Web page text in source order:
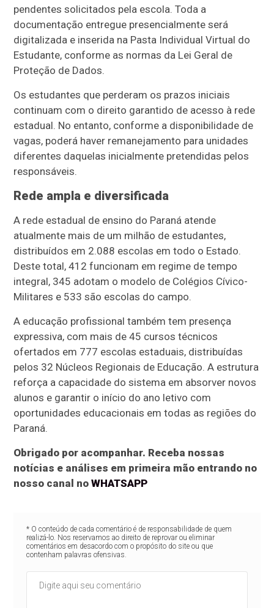
pendentes solicitados pela escola. Toda a
documentação entregue presencialmente será
digitalizada e inserida na Pasta Individual Virtual do
Estudante, conforme as normas da Lei Geral de
Proteção de Dados.
Os estudantes que perderam os prazos iniciais
continuam com o direito garantido de acesso à rede
estadual. No entanto, conforme a disponibilidade de
vagas, poderá haver remanejamento para unidades
diferentes daquelas inicialmente pretendidas pelos
responsáveis.
Rede ampla e diversificada
A rede estadual de ensino do Paraná atende
atualmente mais de um milhão de estudantes,
distribuídos em 2.088 escolas em todo o Estado.
Deste total, 412 funcionam em regime de tempo
integral, 345 adotam o modelo de Colégios Cívico-
Militares e 533 são escolas do campo.
A educação profissional também tem presença
expressiva, com mais de 45 cursos técnicos
ofertados em 777 escolas estaduais, distribuídas
pelos 32 Núcleos Regionais de Educação. A estrutura
reforça a capacidade do sistema em absorver novos
alunos e garantir o início do ano letivo com
oportunidades educacionais em todas as regiões do
Paraná.
Obrigado por acompanhar. Receba nossas
notícias e análises em primeira mão entrando no
nosso canal noWHATSAPP
* O conteúdo de cada comentário é de responsabilidade de quem
realizá-lo. Nos reservamos ao direito de reprovar ou eliminar
comentários em desacordo com o propósito do site ou que
contenham palavras ofensivas.